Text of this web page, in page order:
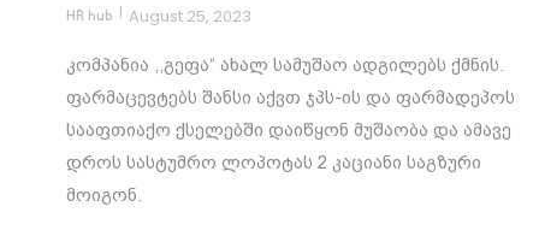
HR hub | August 25, 2023
კომპანია ,,გეფა“ ახალ სამუშაო ადგილებს ქმნის.
ფარმაცევტებს შანსი აქვთ ჯპს-ის და ფარმადეპოს
სააფთიაქო ქსელებში დაიწყონ მუშაობა და ამავე
დროს სასტუმრო ლოპოტას 2 კაციანი საგზური
მოიგონ.